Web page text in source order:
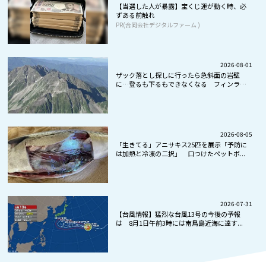
【当選した人が暴露】宝くじ運が動く時、必
ずある前触れ
PR(合同会社デジタルファーム )
2026-08-01
ザック落とし探しに行ったら急斜面の岩壁
に…登るも下るもできなくなる フィンラン
2026-08-05
「生きてる」アニサキス25匹を展示「予防に
は加熱と冷凍の二択」 口つけたペットボ...
2026-07-31
【台風情報】猛烈な台風13号の今後の予報
は 8月1日午前3時には南鳥島近海に達す...